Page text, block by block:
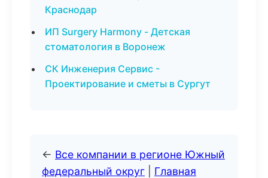
Краснодар
ИП Surgery Harmony - Детская
стоматология в Воронеж
СК Инженерия Сервис -
Проектирование и сметы в Сургут
← Все компании в регионе Южный
федеральный округ
Главная